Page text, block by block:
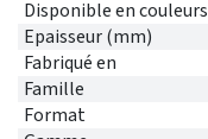
Disponible en couleurs
Epaisseur (mm)
Fabriqué en
Famille
Format